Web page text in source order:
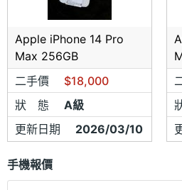
Apple iPhone 14 Pro
Max 256GB
二手價
$18,000
狀 態
A級
更新日期
2026/03/10
手機報價